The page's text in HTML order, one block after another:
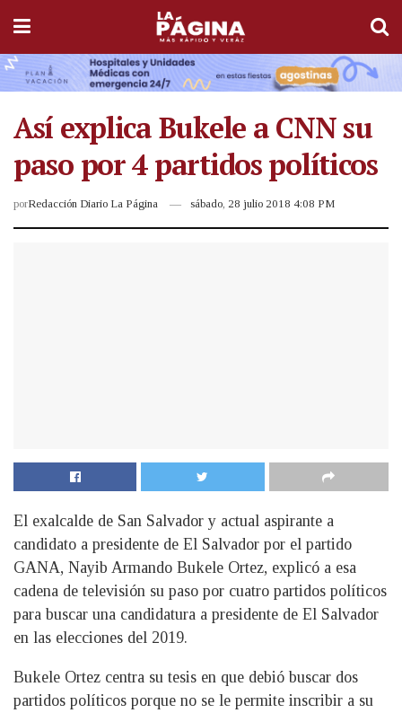
Así explica Bukele a CNN su
paso por 4 partidos políticos
porRedacción Diario La Página sábado, 28 julio 2018 4:08 PM
El exalcalde de San Salvador y actual aspirante a
candidato a presidente de El Salvador por el partido
GANA, Nayib Armando Bukele Ortez, explicó a esa
cadena de televisión su paso por cuatro partidos políticos
para buscar una candidatura a presidente de El Salvador
en las elecciones del 2019.
Bukele Ortez centra su tesis en que debió buscar dos
partidos políticos porque no se le permite inscribir a su